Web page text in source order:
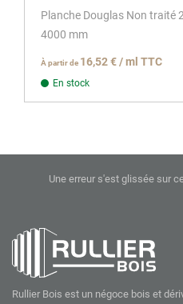
Planche Douglas Non traité
4000 mm
À partir de 16,52 € / ml TTC
En stock
Une erreur s'est glissée sur
Rullier Bois est un négoce bois et